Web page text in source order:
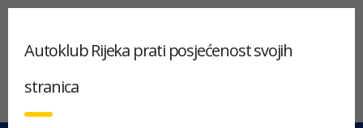
Autoklub Rijeka prati posjećenost svojih
stranica